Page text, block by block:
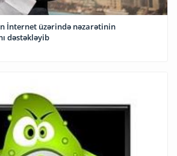
İnternet üzərində nəzarətinin
dəstəkləyib